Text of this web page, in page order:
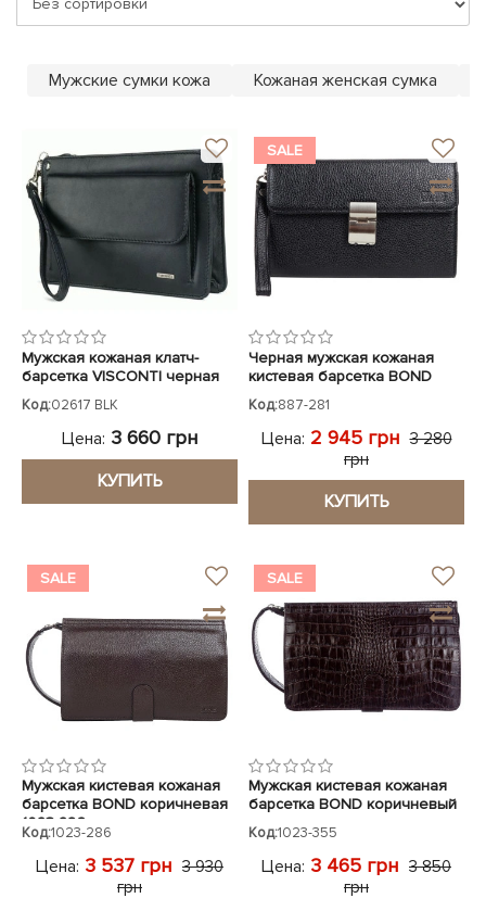
Показать все
Показать все
ЧЕХЛЫ ДЛЯ НОУТБУКОВ
Мужские сумки кожа Кожаная женская сумка
Мужская кожаная клатч-
барсетка VISCONTI черная
Код:02617 BLK
Цена: 3 660 грн
КУПИТЬ
SALE
Черная мужская кожаная
кистевая барсетка BOND
Код:887-281
Цена: 2 945 грн 3 280
грн
КУПИТЬ
SALE
Мужская кистевая кожаная
барсетка BOND коричневая
1023-286
Код:1023-286
Цена: 3 537 грн 3 930
грн
SALE
Мужская кистевая кожаная
барсетка BOND коричневый
кроко
Код:1023-355
Цена: 3 465 грн 3 850
грн